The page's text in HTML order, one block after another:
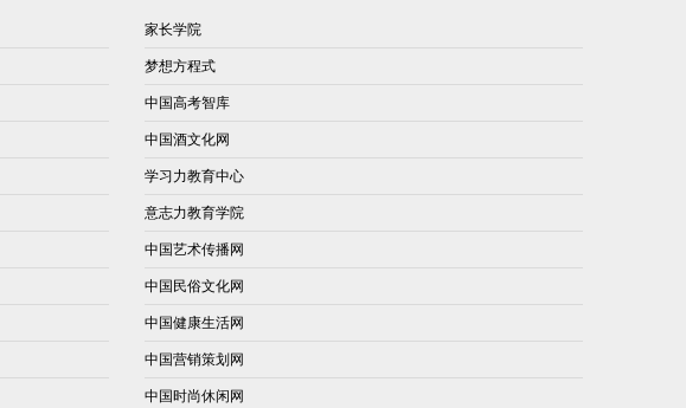
家长学院
梦想方程式
中国高考智库
中国酒文化网
学习力教育中心
意志力教育学院
中国艺术传播网
中国民俗文化网
中国健康生活网
中国营销策划网
中国时尚休闲网